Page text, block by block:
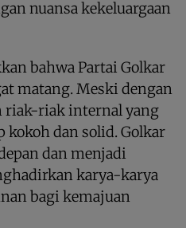
nuansa kekeluargaan
bahwa Partai Golkar
matang. Meski dengan
riak-riak internal yang
kokoh dan solid. Golkar
dan menjadi
karya-karya
bagi kemajuan